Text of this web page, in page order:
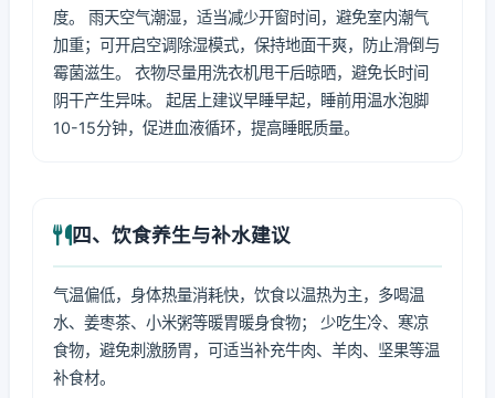
度。 雨天空气潮湿，适当减少开窗时间，避免室内潮气
加重；可开启空调除湿模式，保持地面干爽，防止滑倒与
霉菌滋生。 衣物尽量用洗衣机甩干后晾晒，避免长时间
阴干产生异味。 起居上建议早睡早起，睡前用温水泡脚
10-15分钟，促进血液循环，提高睡眠质量。
四、饮食养生与补水建议
气温偏低，身体热量消耗快，饮食以温热为主，多喝温
水、姜枣茶、小米粥等暖胃暖身食物； 少吃生冷、寒凉
食物，避免刺激肠胃，可适当补充牛肉、羊肉、坚果等温
补食材。